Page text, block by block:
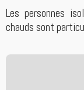
Les personnes
chauds sont